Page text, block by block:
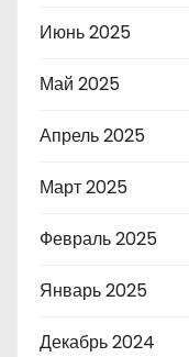
Июнь 2025
Май 2025
Апрель 2025
Март 2025
Февраль 2025
Январь 2025
Декабрь 2024